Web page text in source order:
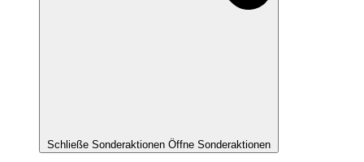
Schließe Sonderaktionen Öffne Sonderaktionen